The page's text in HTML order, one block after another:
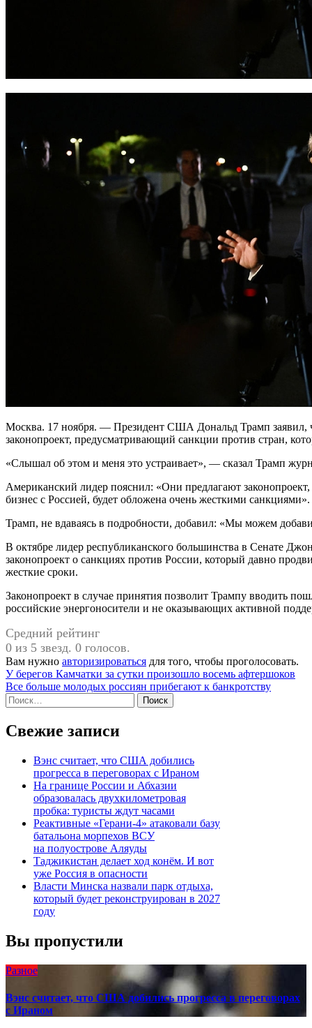
Москва. 17 ноября. — Президент США Дональд Трамп заявил,
законопроект, предусматривающий санкции против стран,
«Слышал об этом и меня это устраивает», — сказал Трамп
Американский лидер пояснил: «Они предлагают
бизнес с Россией, будет обложена очень жесткими санкциями».
Трамп, не вдаваясь в подробности, добавил: «Мы можем
В октябре лидер республиканского большинства в Сенате
законопроект о санкциях против России, который давно
жесткие сроки.
Законопроект в случае принятия позволит Трампу вводить
российские энергоносители и не оказывающих активной
Средний рейтинг
0 из 5 звезд. 0 голосов.
Вам нужно авторизироваться для того, чтобы проголосовать.
Навигация
по
записям
У берегов Камчатки за сутки произошло восемь афтершоков
Все больше молодых россиян прибегают к банкротству
Найти:
Свежие записи
Вэнс считает, что США добились
прогресса в переговорах с Ираном
На границе России и Абхазии
образовалась двухкилометровая
пробка: туристы ждут часами
Реактивные «Герани-4» атаковали базу
батальона морпехов ВСУ
на полуострове Аляуды
Таджикистан делает ход конём. И вот
уже Россия в опасности
Власти Минска назвали парк отдыха,
который будет реконструирован в 2027
году
Вы пропустили
Разное
Вэнс считает, что США добились прогресса в переговорах
с Ираном